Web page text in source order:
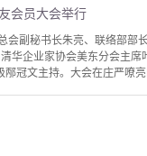
会员大会举行
副秘书长朱亮、联络部部
华企业家协会美东分会主席
冠文主持。大会在庄严嘹